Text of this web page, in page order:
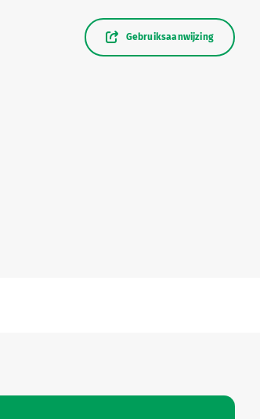
Gebruiksaanwijzing